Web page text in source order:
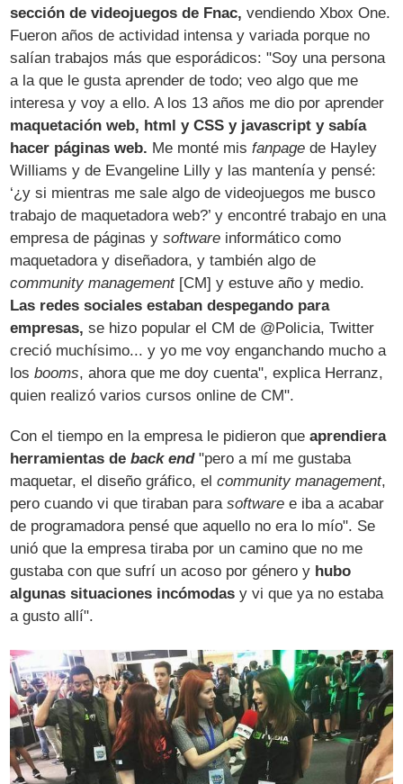
sección de videojuegos de Fnac, vendiendo Xbox One.
Fueron años de actividad intensa y variada porque no
salían trabajos más que esporádicos: "Soy una persona
a la que le gusta aprender de todo; veo algo que me
interesa y voy a ello. A los 13 años me dio por aprender
maquetación web, html y CSS y javascript y sabía
hacer páginas web. Me monté misfanpage de Hayley
Williams y de Evangeline Lilly y las mantenía y pensé:
‘¿y si mientras me sale algo de videojuegos me busco
trabajo de maquetadora web?’ y encontré trabajo en una
empresa de páginas ysoftware informático como
maquetadora y diseñadora, y también algo de
community management[CM] y estuve año y medio.
Las redes sociales estaban despegando para
empresas, se hizo popular el CM de @Policia, Twitter
creció muchísimo... y yo me voy enganchando mucho a
losbooms, ahora que me doy cuenta", explica Herranz,
quien realizó varios cursos online de CM".
Con el tiempo en la empresa le pidieron queaprendiera
herramientas deback end "pero a mí me gustaba
maquetar, el diseño gráfico, elcommunity management,
pero cuando vi que tiraban parasoftwaree iba a acabar
de programadora pensé que aquello no era lo mío". Se
unió que la empresa tiraba por un camino que no me
gustaba con que sufrí un acoso por género y hubo
algunas situaciones incómodas y vi que ya no estaba
a gusto allí".